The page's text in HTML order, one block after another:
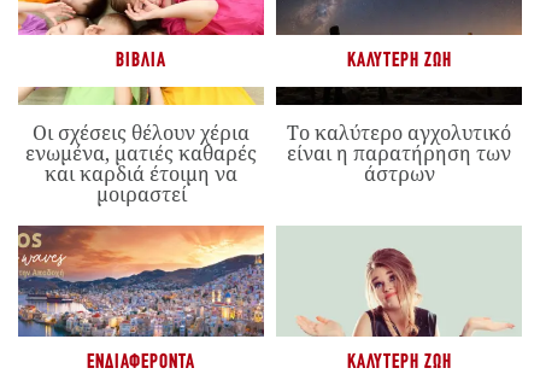
ΒΙΒΛΊΑ
Οι σχέσεις θέλουν χέρια
ενωμένα, ματιές καθαρές
και καρδιά έτοιμη να
μοιραστεί
ΚΑΛΎΤΕΡΗ ΖΩΉ
Το καλύτερο αγχολυτικό
είναι η παρατήρηση των
άστρων
ΕΝΔΙΑΦΈΡΟΝΤΑ ΚΑΛΎΤΕΡΗ ΖΩΉ